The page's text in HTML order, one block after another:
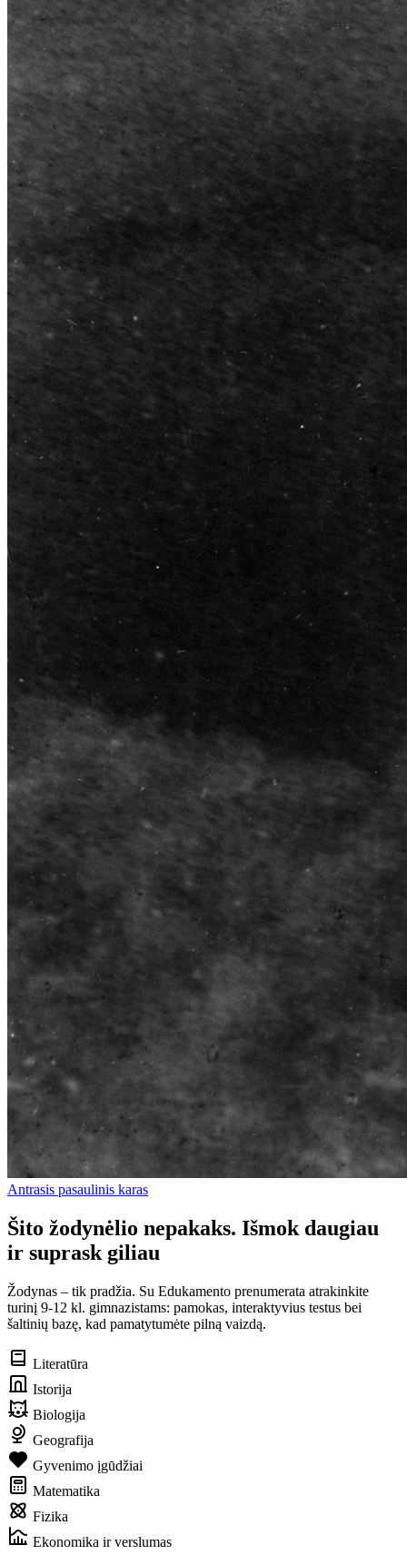
Antrasis pasaulinis karas
Šito žodynėlio nepakaks. Išmok daugiau
ir suprask giliau
Žodynas – tik pradžia. Su Edukamento prenumerata atrakinkite
turinį 9-12 kl. gimnazistams: pamokas, interaktyvius testus bei
šaltinių bazę, kad pamatytumėte pilną vaizdą.
Literatūra
Istorija
Biologija
Geografija
Gyvenimo įgūdžiai
Matematika
Fizika
Ekonomika ir verslumas